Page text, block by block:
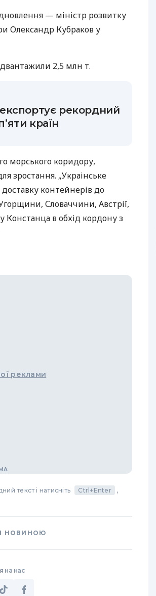
РЕЙТИНГ ДЕБЕТОВИХ
— міністр розвитку
Олександр Кубраков у
2,5 млн т.
експортує рекордний
країн
морського коридору,
зростання. „Украінське
контейнерів до
Словаччини, Австрії,
в обхід кордону з
реклами
текст і натисніть Ctrl+Enter
,
НОВИНОЮ
на нас